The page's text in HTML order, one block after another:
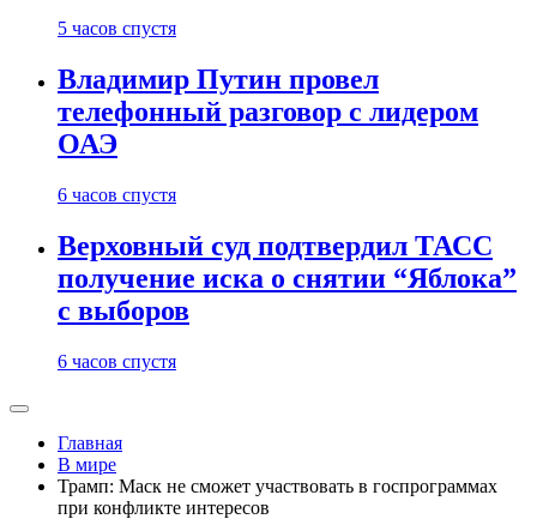
5 часов спустя
Владимир Путин провел
телефонный разговор с лидером
ОАЭ
6 часов спустя
Верховный суд подтвердил ТАСС
получение иска о снятии “Яблока”
с выборов
6 часов спустя
Главная
В мире
Трамп: Маск не сможет участвовать в госпрограммах
при конфликте интересов